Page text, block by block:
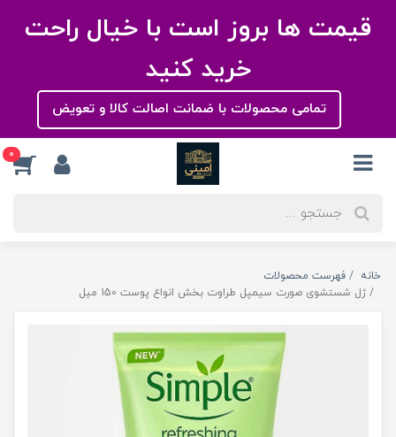
قیمت ها بروز است با خیال راحت
خرید کنید
تمامی محصولات با ضمانت اصالت کالا و تعویض
0
خانه
فهرست محصولات
ژل شستشوی صورت سیمپل طراوت بخش انواع پوست 150 میل